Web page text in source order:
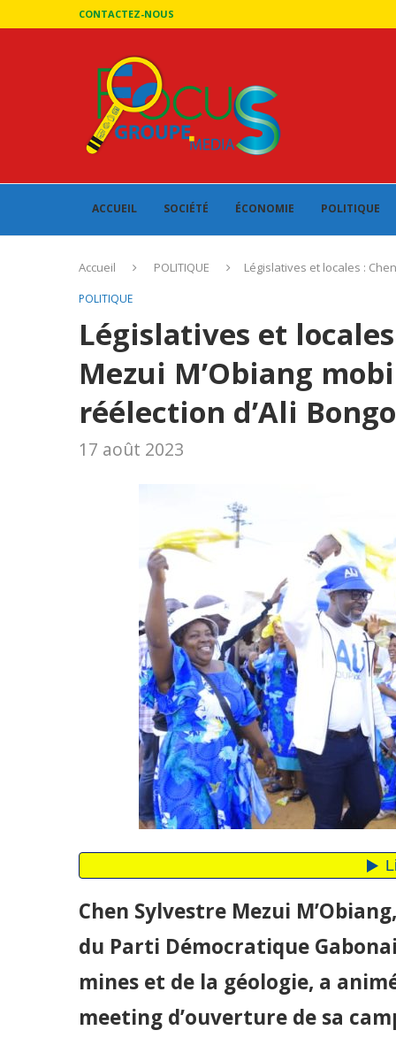
CONTACTEZ-NOUS
ACCUEIL SOCIÉTÉ ÉCONOMIE POLITIQUE
Accueil POLITIQUE Législatives et locales :
POLITIQUE
Législatives et
Mezui M’Obiang
réélection d’Ali Bongo
17 août 2023
Chen Sylvestre Mezui
du Parti Démocratique
mines et de la géologie, a
meeting d’ouverture de sa